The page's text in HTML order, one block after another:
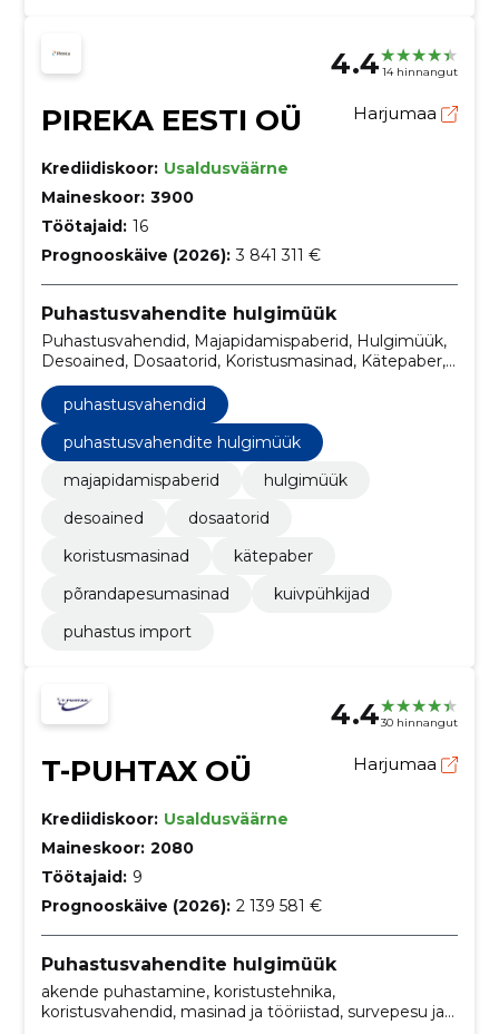
4.4 14 hinnangut
PIREKA EESTI OÜ Harjumaa
Krediidiskoor: Usaldusväärne
Maineskoor: 3900
Töötajaid: 16
Prognooskäive (2026): 3 841 311 €
Puhastusvahendite hulgimüük
Puhastusvahendid, Majapidamispaberid, Hulgimüük,
Desoained, Dosaatorid, Koristusmasinad, Kätepaber,
Põrandapesumasinad, Kuivpühkijad, Puhastus import
puhastusvahendid
puhastusvahendite hulgimüük
majapidamispaberid
hulgimüük
desoained
dosaatorid
koristusmasinad
kätepaber
põrandapesumasinad
kuivpühkijad
puhastus import
4.430 hinnangut
T-PUHTAX OÜ Harjumaa
Krediidiskoor: Usaldusväärne
Maineskoor: 2080
Töötajaid: 9
Prognooskäive (2026): 2 139 581 €
Puhastusvahendite hulgimüük
akende puhastamine, koristustehnika,
koristusvahendid, masinad ja tööriistad, survepesu ja -